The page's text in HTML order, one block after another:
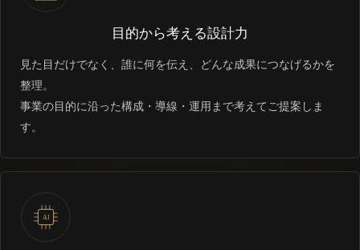
目的から考える設計力
見た目だけでなく、誰に何を伝え、どんな成果につなげるかを
整理。
事業の目的に沿った構成・導線・運用まで考えてご提案しま
す。
AI